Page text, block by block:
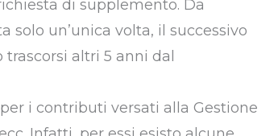
di supplemento. Da
un’unica volta, il successivo
altri 5 anni dal
i contributi versati alla Gestione